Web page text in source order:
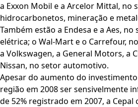
a Exxon Mobil e a Arcelor Mittal, no
hidrocarbonetos, mineração e
Também estão a Endesa e a Aes,
elétrica; o Wal-Mart e o Carrefour,
a Volkswagen, a General Motors, a
Nissan, no setor automotivo.
Apesar do aumento do
região em 2008 ser sensivelmente
de 52% registrado em 2007, a